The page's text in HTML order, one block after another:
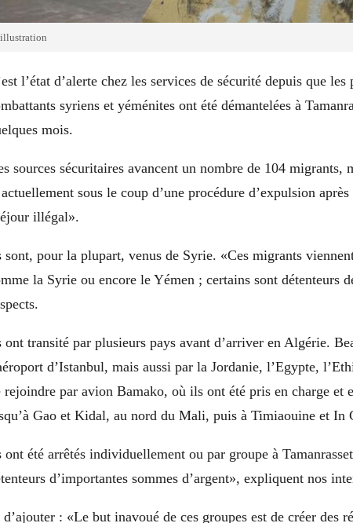
illustration
l’état d’alerte chez les services de sécurité depuis que
syriens et yéménites ont été démantelées à
mois.
sources sécuritaires avancent un nombre de 104 migrants,
sous le coup d’une procédure d’expulsion
illégal».
sont, pour la plupart, venus de Syrie. «Ces migrants
la Syrie ou encore le Yémen ; certains sont détenteurs
ont transité par plusieurs pays avant d’arriver en Algérie.
d’Istanbul, mais aussi par la Jordanie, l’Egypte,
rejoindre par avion Bamako, où ils ont été pris en charge et
Gao et Kidal, au nord du Mali, puis à Timiaouine et In
ont été arrêtés individuellement ou par groupe à
d’importantes sommes d’argent», expliquent nos
d’ajouter : «Le but inavoué de ces groupes est de créer des